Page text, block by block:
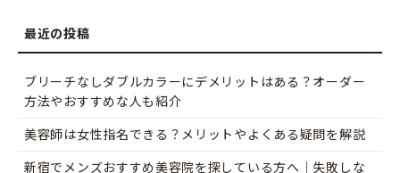
ブリーチなしダブルカラーにデメリットはある？オーダー
方法やおすすめな人も紹介
美容師は女性指名できる？メリットやよくある疑問を解説
新宿でメンズおすすめ美容院を探している方へ｜失敗しな